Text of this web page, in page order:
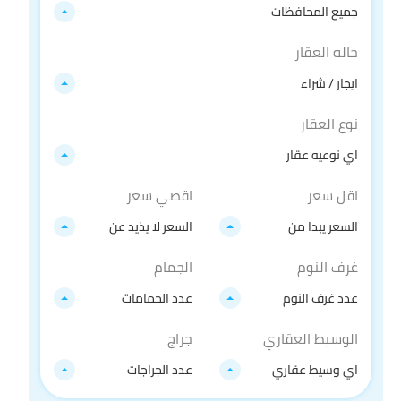
جميع المحافظات
حاله العقار
ايجار / شراء
نوع العقار
اي نوعيه عقار
اقل سعر
السعر يبدا من
اقصي سعر
السعر لا يذيد عن
غرف النوم
عدد غرف النوم
الجمام
عدد الحمامات
الوسيط العقاري
اي وسيط عقاري
جراج
عدد الجراجات